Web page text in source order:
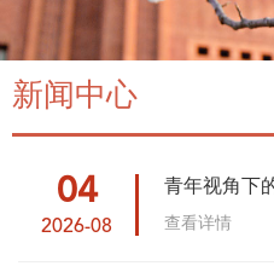
新闻中心
04
2026-08
青年视角下
学子乡村治
查看详情